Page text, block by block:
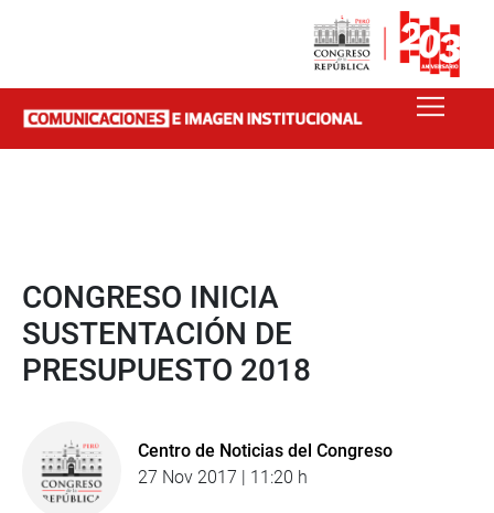
CONGRESO INICIA
SUSTENTACIÓN DE
PRESUPUESTO 2018
Centro de Noticias del Congreso
27 Nov 2017 | 11:20 h